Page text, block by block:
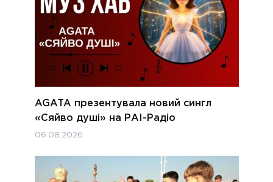
AGATA презентувала новий сингл
«Сяйво душі» на РАІ-Радіо
06.08.2026